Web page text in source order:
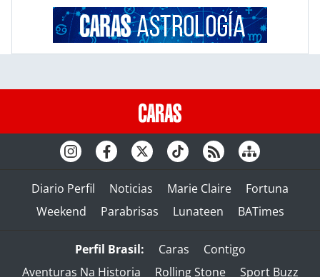
Diario Perfil Noticias Marie Claire
Fortuna
Weekend
Parabrisas Lunateen BATimes
Perfil Brasil: Caras
Contigo
Aventuras Na Historia
Rolling Stone Sport Buzz